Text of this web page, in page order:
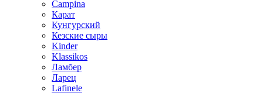
Campina
Карат
Кунгурский
Кезские сыры
Kinder
Klassikos
Ламбер
Ларец
Lafinele